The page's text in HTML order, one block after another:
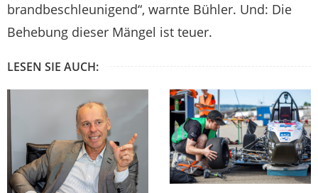
brandbeschleunigend“, warnte Bühler. Und: Die
Behebung dieser Mängel ist teuer.
LESEN SIE AUCH: